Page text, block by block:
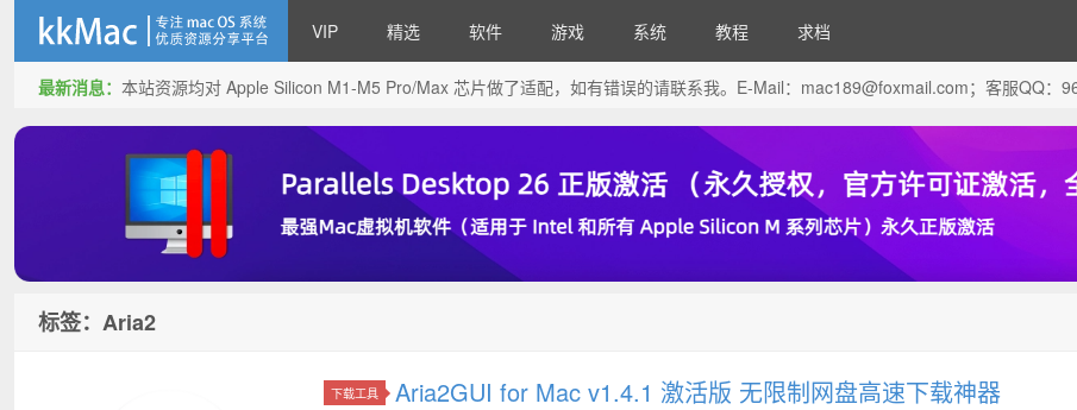
kkMac
VIP 精选 软件 游戏 系统 教程 求档
最新消息： 本站资源均对 Apple Silicon M1-M5 Pro/Max 芯片做了适配，如有错误的请联系我。E-Mail： mac189@foxmail.com；客服QQ：
标签：Aria2
下载工具 Aria2GUI for Mac v1.4.1 激活版 无限制网盘高速下载神器